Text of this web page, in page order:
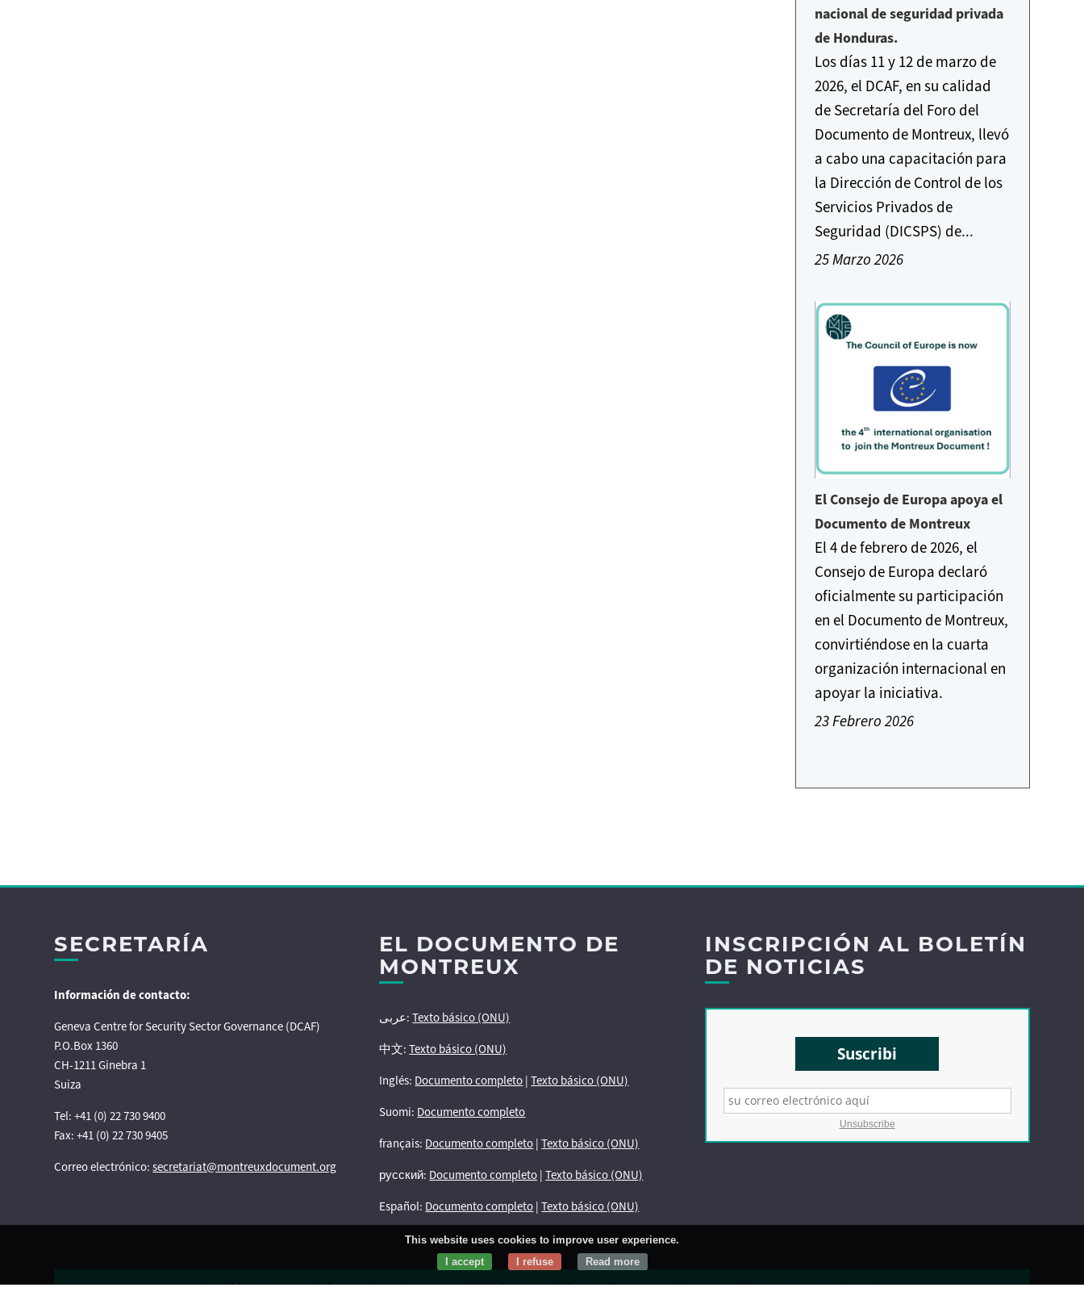
nacional de seguridad privada
de Honduras.
Los días 11 y 12 de marzo de
2026, el DCAF, en su calidad
de Secretaría del Foro del
Documento de Montreux, llevó
a cabo una capacitación para
la Dirección de Control de los
Servicios Privados de
Seguridad (DICSPS) de...
25 Marzo 2026
El Consejo de Europa apoya el
Documento de Montreux
El 4 de febrero de 2026, el
Consejo de Europa declaró
oficialmente su participación
en el Documento de Montreux,
convirtiéndose en la cuarta
organización internacional en
apoyar la iniciativa.
23 Febrero 2026
SECRETARÍA
Información de contacto:
Geneva Centre for Security Sector Governance (DCAF)
P.O.Box 1360
CH-1211 Ginebra 1
Suiza
Tel: +41 (0) 22 730 9400
Fax: +41 (0) 22 730 9405
Correo electrónico:secretariat@montreuxdocument.org
EL DOCUMENTO DE
MONTREUX
عربى:Texto básico (ONU)
中文:Texto básico (ONU)
Inglés: Documento completo |Texto básico (ONU)
Suomi: Documento completo
français: Documento completo |Texto básico (ONU)
русский: Documento completo |Texto básico (ONU)
Español: Documento completo |Texto básico (ONU)
INSCRIPCIÓN AL BOLETÍN
DE NOTICIAS
Suscribi
Unsubscribe
© 2026Geneva Centre for Security Sector Governance (DCAF), Secretaría del Foro del Documento de Montreux | Sitio web creado porEthical Sector
This website uses cookies to improve user experience.
I accept
I refuse Read more